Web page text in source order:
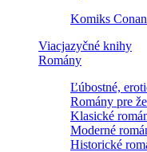
Komiks Conan
Viacjazyčné knihy
Romány
Ľúbostné,
Romány pre
Klasické
Moderné
Historické